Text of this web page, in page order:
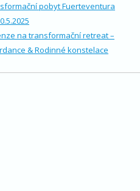
pobyt Fuerteventura
na transformační retreat –
& Rodinné konstelace